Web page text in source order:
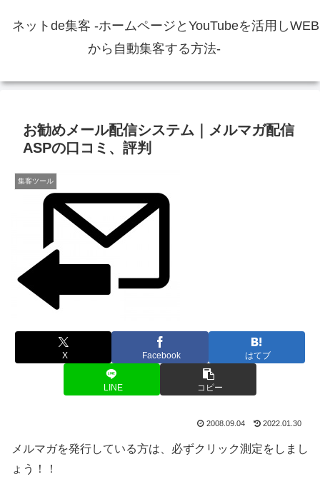
ネットde集客 -ホームページとYouTubeを活用しWEB
から自動集客する方法-
お勧めメール配信システム｜メルマガ配信
ASPの口コミ、評判
集客ツール
X Facebook はてブ
LINE コピー
2008.09.04 2022.01.30
メルマガを発行している方は、必ずクリック測定をしまし
ょう！！